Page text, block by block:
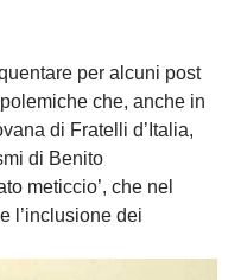
per alcuni post
che, anche in
di Fratelli d’Italia,
di Benito
meticcio’, che nel
l’inclusione dei